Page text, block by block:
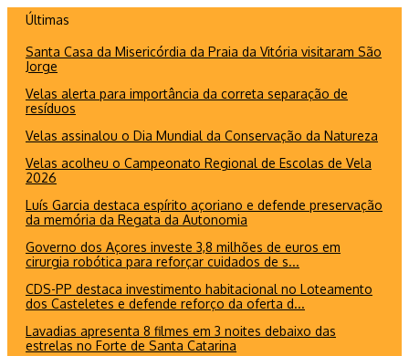
conteúdo
Últimas
Santa Casa da Misericórdia da Praia da Vitória visitaram São
Jorge
Velas alerta para importância da correta separação de
resíduos
Velas assinalou o Dia Mundial da Conservação da Natureza
Velas acolheu o Campeonato Regional de Escolas de Vela
2026
Luís Garcia destaca espírito açoriano e defende preservação
da memória da Regata da Autonomia
Governo dos Açores investe 3,8 milhões de euros em
cirurgia robótica para reforçar cuidados de s...
CDS-PP destaca investimento habitacional no Loteamento
dos Casteletes e defende reforço da oferta d...
Lavadias apresenta 8 filmes em 3 noites debaixo das
estrelas no Forte de Santa Catarina